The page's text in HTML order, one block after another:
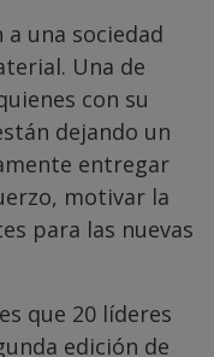
una sociedad
Una de
con su
dejando un
entregar
motivar la
para las nuevas
que 20 líderes
edición de